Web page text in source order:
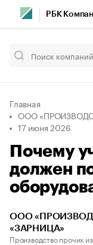
РБК
Главная
ООО
17 июня 2026
Почему
должен
ООО
«ЗАРНИЦА»
Производство прочих